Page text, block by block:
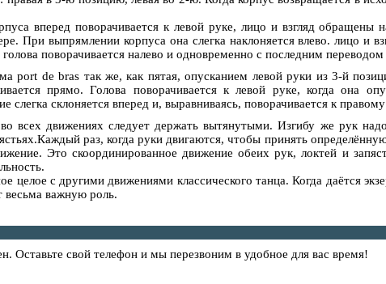
вперед поворачивается к левой руке, лицо и взгляд обращены
При выпрямлении корпуса она слегка наклоняется влево. лицо и
голова поворачивается налево и одновременно с последним
рort de bras так же, как пятая, опусканием левой руки из 3-й
прямо. Голова поворачивается к левой руке, когда она
слегка склоняется вперед и, выравниваясь, поворачивается к
всех движениях следует держать вытянутыми. Изгибу же рук
раз, когда руки двигаются, чтобы принять
Это скоординированное движение обеих рук, локтей и
целое с другими движениями классического танца. Когда даётся
весьма важную роль.
Оставьте свой телефон и мы перезвоним в удобное для вас время!